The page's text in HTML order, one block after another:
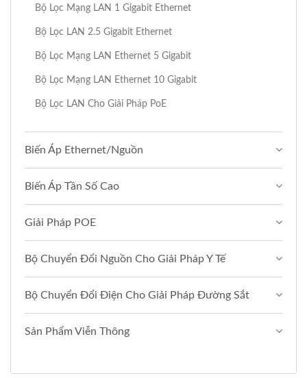
Bộ Lọc Mạng LAN 1 Gigabit Ethernet
Bộ Lọc LAN 2.5 Gigabit Ethernet
Bộ Lọc Mạng LAN Ethernet 5 Gigabit
Bộ Lọc Mạng LAN Ethernet 10 Gigabit
Bộ Lọc LAN Cho Giải Pháp PoE
Biến Áp Ethernet/Nguồn
Biến Áp Tần Số Cao
Giải Pháp POE
Bộ Chuyển Đổi Nguồn Cho Giải Pháp Y Tế
Bộ Chuyển Đổi Điện Cho Giải Pháp Đường Sắt
Sản Phẩm Viễn Thông